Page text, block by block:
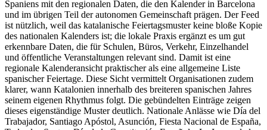
Spaniens mit den regionalen Daten, die den Kalender in Barcelona
und im übrigen Teil der autonomen Gemeinschaft prägen. Der Feed
ist nützlich, weil das katalanische Feiertagsmuster keine bloße Kopie
des nationalen Kalenders ist; die lokale Praxis ergänzt es um gut
erkennbare Daten, die für Schulen, Büros, Verkehr, Einzelhandel
und öffentliche Veranstaltungen relevant sind. Damit ist eine
regionale Kalenderansicht praktischer als eine allgemeine Liste
spanischer Feiertage. Diese Sicht vermittelt Organisationen zudem
klarer, wann Katalonien innerhalb des breiteren spanischen Jahres
seinem eigenen Rhythmus folgt. Die gebündelten Einträge zeigen
dieses eigenständige Muster deutlich. Nationale Anlässe wie Día del
Trabajador, Santiago Apóstol, Asunción, Fiesta Nacional de España,